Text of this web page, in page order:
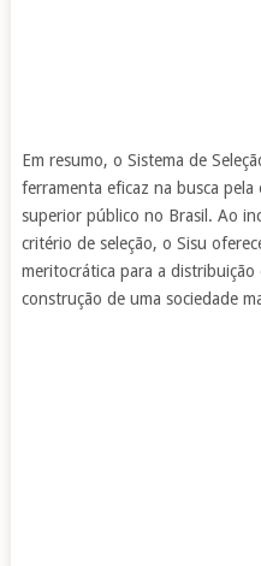
Em resumo, o Sistema de
ferramenta eficaz na busca pela
superior público no Brasil. Ao
critério de seleção, o Sisu
meritocrática para a
construção de uma sociedade